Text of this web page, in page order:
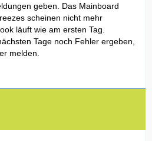
geben. Das Mainboard
scheinen nicht mehr
läuft wie am ersten Tag.
Tage noch Fehler ergeben,
melden.